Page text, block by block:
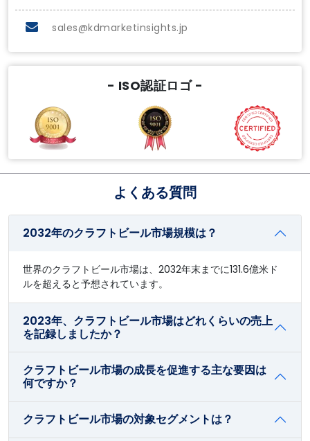
sales@kdmarketinsights.jp
- ISO認証ロゴ -
よくある質問
2032年のクラフトビール市場規模は？
世界のクラフトビール市場は、2032年末までに131.6億米ド
ルを超えると予想されています。
2023年、クラフトビール市場はどれくらいの売上
を記録しましたか？
クラフトビール市場の成長を促進する主な要因は
何ですか？
クラフトビール市場の対象セグメントは？